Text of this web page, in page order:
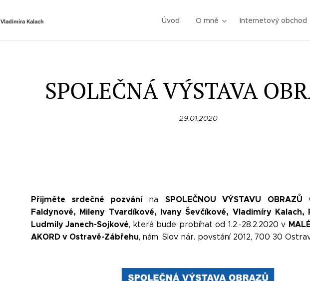
Vladimíra Kalach Úvod O mně Internetový obchod
SPOLEČNÁ VÝSTAVA
29.01.2020
Přijměte srdečné pozvánína SPOLEČNOU VÝSTAVU OBRAZŮ
Faldynové, Mileny Tvardíkové, Ivany Ševčíkové, Vladimíry Kalach,
Ludmily Janech-Sojkové, která bude probíhat od 1.2.-28.2.2020 v
AKORD v Ostravě-Zábřehu, nám. Slov. nár. povstání 2012, 700 30